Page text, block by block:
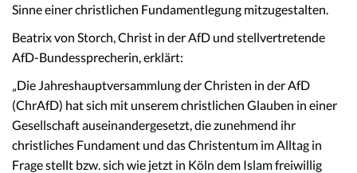
Sinne einer christlichen Fundamentlegung mitzugestalten.
Beatrix von Storch, Christ in der AfD und stellvertretende
AfD-Bundessprecherin, erklärt:
„Die Jahreshauptversammlung der Christen in der AfD
(ChrAfD) hat sich mit unserem christlichen Glauben in einer
Gesellschaft auseinandergesetzt, die zunehmend ihr
christliches Fundament und das Christentum im Alltag in
Frage stellt bzw. sich wie jetzt in Köln dem Islam freiwillig